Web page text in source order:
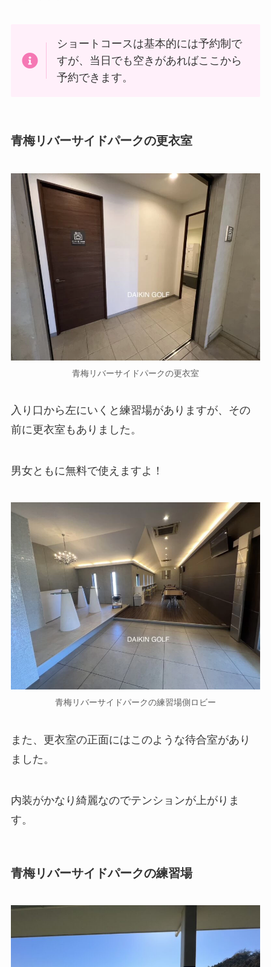
ショートコースは基本的には予約制で
すが、当日でも空きがあればここから
予約できます。
青梅リバーサイドパークの更衣室
青梅リバーサイドパークの更衣室
入り口から左にいくと練習場がありますが、その
前に更衣室もありました。
男女ともに無料で使えますよ！
青梅リバーサイドパークの練習場側ロビー
また、更衣室の正面にはこのような待合室があり
ました。
内装がかなり綺麗なのでテンションが上がりま
す。
青梅リバーサイドパークの練習場